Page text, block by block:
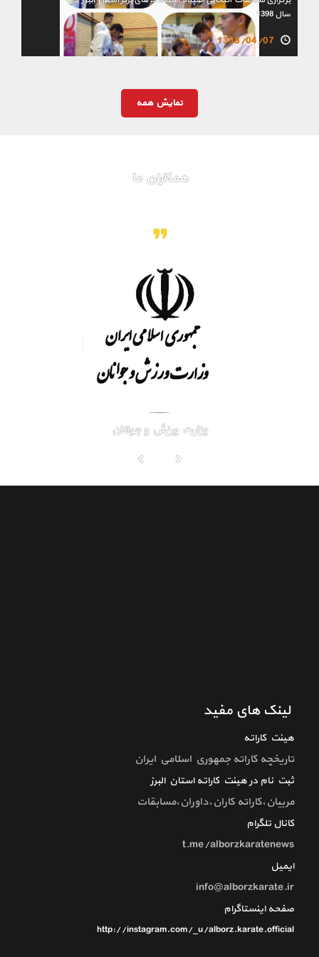
سال 1398
1398/04/07
نمایش همه
همکاران ما
وزارت ورزش و جوانان
لینک های مفید
هیئت کاراته
تاريخچه كاراته جمهوري اسلامي ايران
ثبت نام در هیئت کاراته استان البرز
مربیان،کاراته کاران،داوران،مسابقات
کانال تلگرام
t.me/alborzkaratenews
ایمیل
info@alborzkarate.ir
صفحه اینستاگرام
http://instagram.com/_u/alborz.karate.official